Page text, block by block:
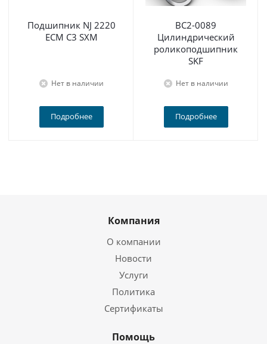
Подшипник NJ 2220
ECM C3 SXM
Нет в наличии
Подробнее
BC2-0089
Цилиндрический
роликоподшипник
SKF
Нет в наличии
Подробнее
Компания
О компании
Новости
Услуги
Политика
Сертификаты
Помощь